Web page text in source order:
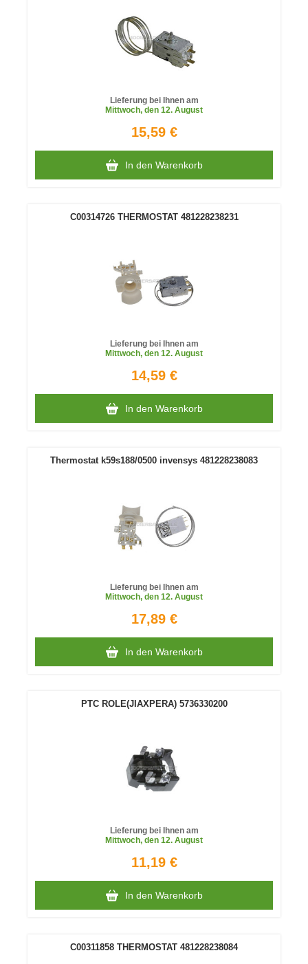
Lieferung bei Ihnen am
Mittwoch, den 12. August
15,59 €
In den Warenkorb
C00314726 THERMOSTAT 481228238231
Lieferung bei Ihnen am
Mittwoch, den 12. August
14,59 €
In den Warenkorb
Thermostat k59s188/0500 invensys 481228238083
Lieferung bei Ihnen am
Mittwoch, den 12. August
17,89 €
In den Warenkorb
PTC ROLE(JIAXPERA) 5736330200
Lieferung bei Ihnen am
Mittwoch, den 12. August
11,19 €
In den Warenkorb
C00311858 THERMOSTAT 481228238084